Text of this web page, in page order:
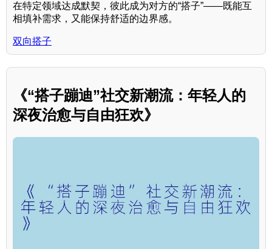
在特定领域达成默契，彼此成为对方的“搭子”——既能互
相填补需求，又能保持舒适的边界感。
双向搭子
《“搭子蹦迪”社交新潮流：年轻人的
深夜治愈与自由狂欢》